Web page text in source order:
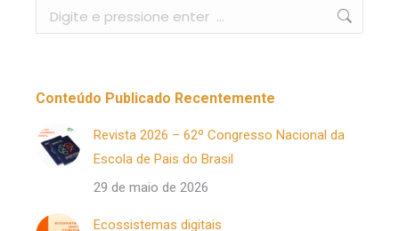
Buscar
Conteúdo Publicado Recentemente
Revista 2026 – 62º Congresso Nacional da
Escola de Pais do Brasil
29 de maio de 2026
Ecossistemas digitais